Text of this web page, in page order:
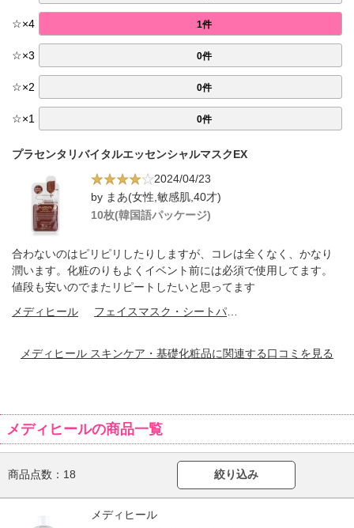
☆×4 1件
☆×3 0件
☆×2 0件
☆×1 0件
プラセンタリバイタルエッセンシャルマスクEX
2024/04/23
by まあ(女性,敏感肌,40才)
10枚(韓国語パッケージ)
合わないのはピリピリしたりしますが、コレは全くなく、かなり
潤います。化粧のりもよくイベント前には必須で使用してます。
値段も安いのでまたリピートしたいと思ってます
メディヒール
メディヒール スキンケア・基礎化粧品に関連する口コミを見る
メディヒールの商品一覧
商品点数： 18 絞り込み
メディヒール